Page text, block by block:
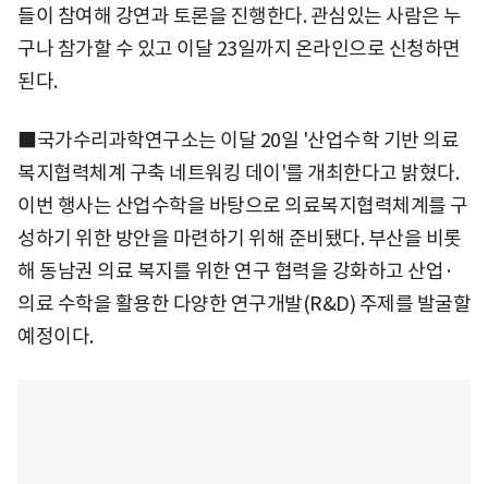
들이 참여해 강연과 토론을 진행한다. 관심있는 사람은 누
구나 참가할 수 있고 이달 23일까지 온라인으로 신청하면
된다.
■국가수리과학연구소는 이달 20일 '산업수학 기반 의료
복지협력체계 구축 네트워킹 데이'를 개최한다고 밝혔다.
이번 행사는 산업수학을 바탕으로 의료복지협력체계를 구
성하기 위한 방안을 마련하기 위해 준비됐다. 부산을 비롯
해 동남권 의료 복지를 위한 연구 협력을 강화하고 산업·
의료 수학을 활용한 다양한 연구개발(R&D) 주제를 발굴할
예정이다.